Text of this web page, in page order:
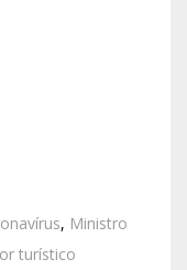
, Ministro
turístico